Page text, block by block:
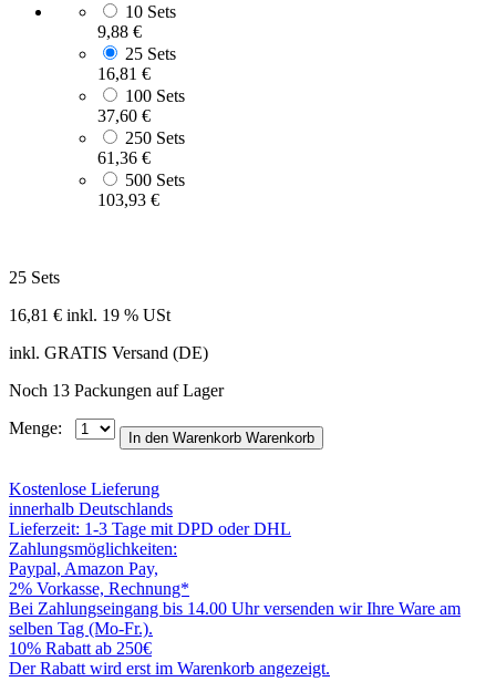
10 Sets
9,88 €
25 Sets
16,81 €
100 Sets
37,60 €
250 Sets
61,36 €
500 Sets
103,93 €
25 Sets
16,81 € inkl. 19 % USt
inkl. GRATIS Versand (DE)
Noch 13 Packungen auf Lager
Menge:
In den Warenkorb Warenkorb
Kostenlose Lieferung
innerhalb Deutschlands
Lieferzeit: 1-3 Tage mit DPD oder DHL
Zahlungsmöglichkeiten:
Paypal, Amazon Pay,
2% Vorkasse, Rechnung*
Bei Zahlungseingang bis 14.00 Uhr versenden wir Ihre Ware am
selben Tag (Mo-Fr.).
10% Rabatt ab 250€
Der Rabatt wird erst im Warenkorb angezeigt.